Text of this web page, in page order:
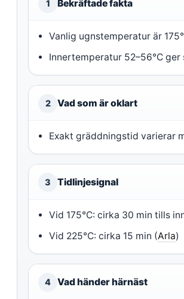
1 Bekräftade fakta
Vanlig ugnstemperatur är
Innertemperatur 52–56°C
2 Vad som är oklart
Exakt gräddningstid varierar
3 Tidlinjesignal
Vid 175°C: cirka 30 min tills
Vid 225°C: cirka 15 min (Arla)
4 Vad händer härnäst